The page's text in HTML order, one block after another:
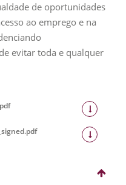
de oportunidades
ao emprego e na
evitar toda e qualquer